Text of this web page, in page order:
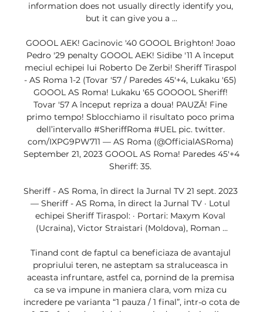
information does not usually directly identify you,
but it can give you a ...
GOOOL AEK! Gacinovic '40 GOOOL Brighton! Joao
Pedro '29 penalty GOOOL AEK! Sidibe '11 A început
meciul echipei lui Roberto De Zerbi! Sheriff Tiraspol
- AS Roma 1-2 (Tovar '57 / Paredes 45'+4, Lukaku '65)
GOOOL AS Roma! Lukaku '65 GOOOOL Sheriff!
Tovar '57 A început repriza a doua! PAUZĂ! Fine
primo tempo! Sblocchiamo il risultato poco prima
dell’intervallo #SheriffRoma #UEL pic. twitter.
com/IXPG9PW711 — AS Roma (@OfficialASRoma)
September 21, 2023 GOOOL AS Roma! Paredes 45'+4
Sheriff: 35.
Sheriff - AS Roma, în direct la Jurnal TV 21 sept. 2023
— Sheriff - AS Roma, în direct la Jurnal TV · Lotul
echipei Sheriff Tiraspol: · Portari: Maxym Koval
(Ucraina), Victor Straistari (Moldova), Roman ...
Tinand cont de faptul ca beneficiaza de avantajul
propriului teren, ne asteptam sa straluceasca in
aceasta infruntare, astfel ca, pornind de la premisa
ca se va impune in maniera clara, vom miza cu
incredere pe varianta “1 pauza / 1 final”, intr-o cota de